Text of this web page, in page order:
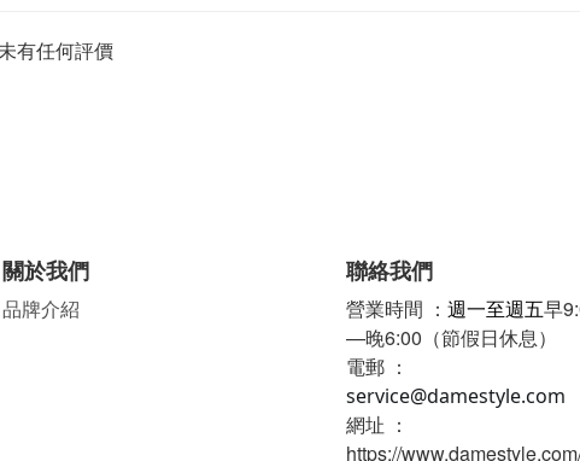
有任何評價
關於我們
品牌介紹
聯絡我們
營業時間 ： 週一至週五早
—晚6:00（節假日休息）
電郵 ：
service@damestyle.com
網址 ：
https://